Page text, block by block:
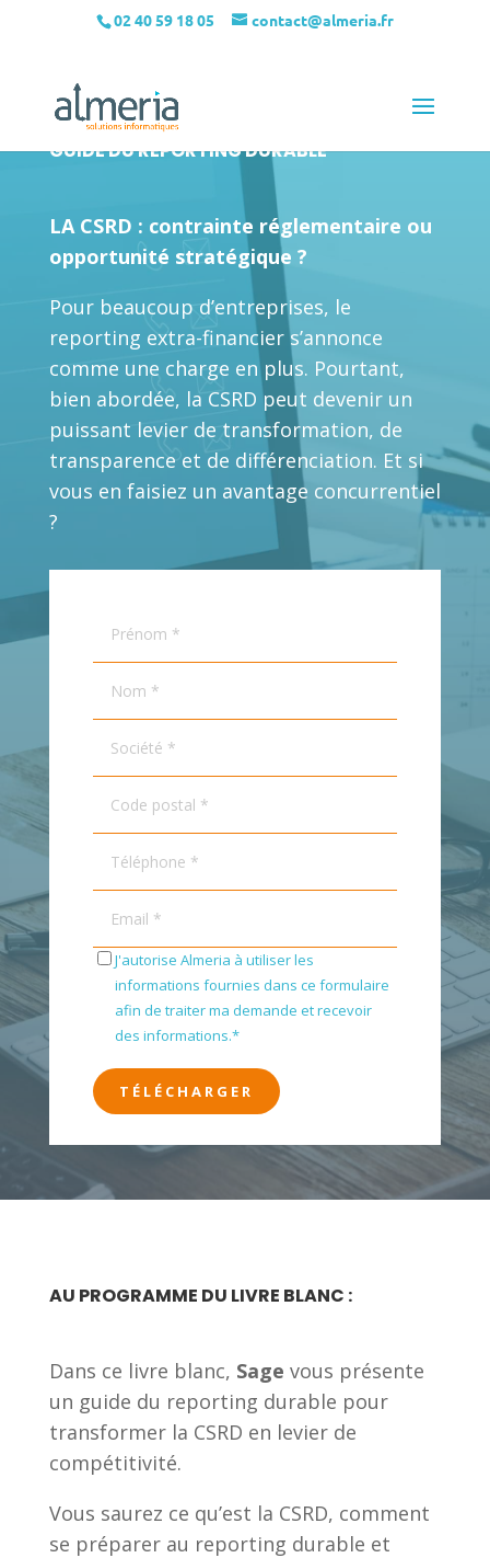
02 40 59 18 05 contact@almeria.fr
GUIDE DU REPORTING DURABLE
LA CSRD : contrainte réglementaire ou
opportunité stratégique ?
Pour beaucoup d’entreprises, le
reporting extra-financier s’annonce
comme une charge en plus. Pourtant,
bien abordée, la CSRD peut devenir un
puissant levier de transformation, de
transparence et de différenciation. Et si
vous en faisiez un avantage concurrentiel
?
J'autorise Almeria à utiliser les
informations fournies dans ce formulaire
afin de traiter ma demande et recevoir
des informations.*
AU PROGRAMME DU LIVRE BLANC :
Dans ce livre blanc, Sage vous présente
un guide du reporting durable pour
transformer la CSRD en levier de
compétitivité.
Vous saurez ce qu’est la CSRD, comment
se préparer au reporting durable et